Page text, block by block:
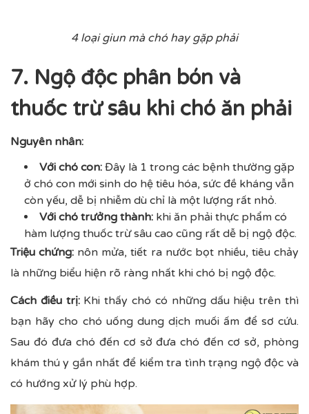
4 loại giun mà chó hay gặp phải
7. Ngộ độc phân bón và
thuốc trừ sâu khi chó ăn phải
Nguyên nhân:
Với chó con: Đây là 1 trong các bệnh thường gặp
ở chó con mới sinh do hệ tiêu hóa, sức đề kháng vẫn
còn yếu, dễ bị nhiễm dù chỉ là một lượng rất nhỏ.
Với chó trưởng thành: khi ăn phải thực phẩm có
hàm lượng thuốc trừ sâu cao cũng rất dễ bị ngộ độc.
Triệu chứng: nôn mửa, tiết ra nước bọt nhiều, tiêu chảy
là những biểu hiện rõ ràng nhất khi chó bị ngộ độc.
Cách điều trị:Khi thấy chó có những dấu hiệu trên thì
bạn hãy cho chó uống dung dịch muối ấm để sơ cứu.
Sau đó đưa chó đến cơ sở đưa chó đến cơ sở, phòng
khám thú y gần nhất để kiểm tra tình trạng ngộ độc và
có hướng xử lý phù hợp.